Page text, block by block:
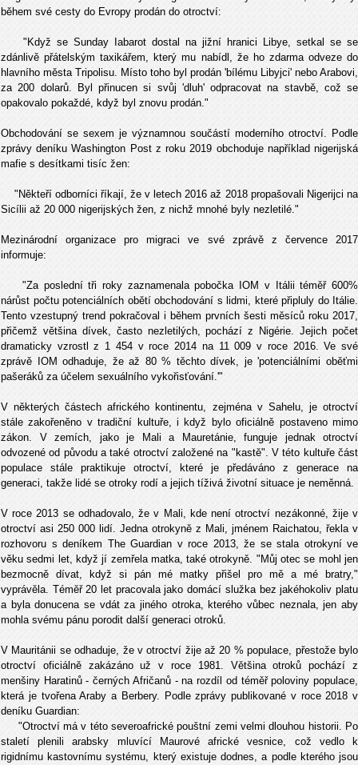
během své cesty do Evropy prodán do otroctví:
"Když se Sunday Iabarot dostal na jižní hranici Libye, setkal se se
zdánlivě přátelským taxikářem, který mu nabídl, že ho zdarma odveze do
hlavního města Tripolisu. Místo toho byl prodán 'bílému Libyjci' nebo Arabovi,
za 200 dolarů. Byl přinucen si svůj 'dluh' odpracovat na stavbě, což se
opakovalo pokaždé, když byl znovu prodán."
Obchodování se sexem je významnou součástí moderního otroctví. Podle
zprávy deníku Washington Post z roku 2019 obchoduje například nigerijská
mafie s desítkami tisíc žen:
"Někteří odborníci říkají, že v letech 2016 až 2018 propašovali Nigerijci na
Sicílii až 20 000 nigerijských žen, z nichž mnohé byly nezletilé."
Mezinárodní organizace pro migraci ve své zprávě z července 2017
informuje:
"Za poslední tři roky zaznamenala pobočka IOM v Itálii téměř 600%
nárůst počtu potenciálních obětí obchodování s lidmi, které připluly do Itálie.
Tento vzestupný trend pokračoval i během prvních šesti měsíců roku 2017,
přičemž většina dívek, často nezletilých, pochází z Nigérie. Jejich počet
dramaticky vzrostl z 1 454 v roce 2014 na 11 009 v roce 2016. Ve své
zprávě IOM odhaduje, že až 80 % těchto dívek, je 'potenciálními oběťmi
pašeráků za účelem sexuálního vykořisťování.'"
V některých částech afrického kontinentu, zejména v Sahelu, je otroctví
stále zakořeněno v tradiční kultuře, i když bylo oficiálně postaveno mimo
zákon. V zemích, jako je Mali a Mauretánie, funguje jednak otroctví
odvozené od původu a také otroctví založené na "kastě". V této kultuře část
populace stále praktikuje otroctví, které je předáváno z generace na
generaci, takže lidé se otroky rodí a jejich tíživá životní situace je neměnná.
V roce 2013 se odhadovalo, že v Mali, kde není otroctví nezákonné, žije v
otroctví asi 250 000 lidí. Jedna otrokyně z Mali, jménem Raichatou, řekla v
rozhovoru s deníkem The Guardian v roce 2013, že se stala otrokyní ve
věku sedmi let, když jí zemřela matka, také otrokyně. "Můj otec se mohl jen
bezmocně dívat, když si pán mé matky přišel pro mě a mé bratry,"
vyprávěla. Téměř 20 let pracovala jako domácí služka bez jakéhokoliv platu
a byla donucena se vdát za jiného otroka, kterého vůbec neznala, jen aby
mohla svému pánu porodit další generaci otroků.
V Mauritánii se odhaduje, že v otroctví žije až 20 % populace, přestože bylo
otroctví oficiálně zakázáno už v roce 1981. Většina otroků pochází z
menšiny Haratinů - černých Afričanů - na rozdíl od téměř poloviny populace,
která je tvořena Araby a Berbery. Podle zprávy publikované v roce 2018 v
deníku Guardian:
"Otroctví má v této severoafrické pouštní zemi velmi dlouhou historii. Po
staletí plenili arabsky mluvící Maurové africké vesnice, což vedlo k
rigidnímu kastovnímu systému, který existuje dodnes, a podle kterého jsou